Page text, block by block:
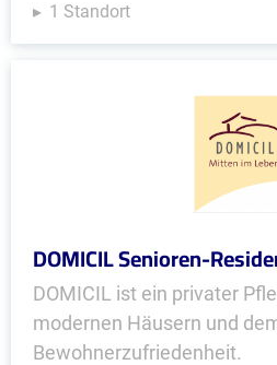
1 Standort
DOMICIL Senioren-
DOMICIL ist ein privater
modernen Häusern und
Bewohnerzufriedenheit.